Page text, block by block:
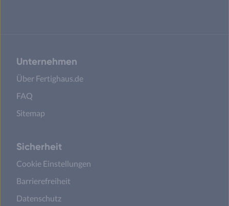
Unternehmen
Über Fertighaus.de
FAQ
Sitemap
Sicherheit
Cookie Einstellungen
Barrierefreiheit
Datenschutz